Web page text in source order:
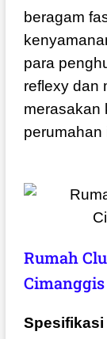
beragam
para
reflexy dan
merasakan
perumahan
Rumah
Spesifikasi